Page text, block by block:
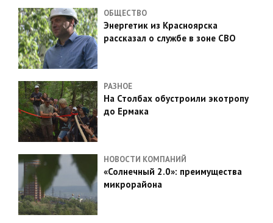
ОБЩЕСТВО
Энергетик из Красноярска
рассказал о службе в зоне СВО
РАЗНОЕ
На Столбах обустроили экотропу
до Ермака
НОВОСТИ КОМПАНИЙ
«Солнечный 2.0»: преимущества
микрорайона